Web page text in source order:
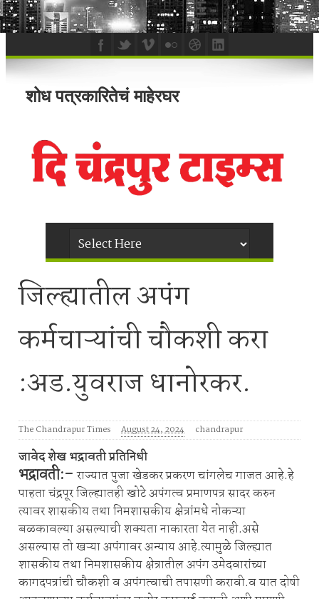
शोध पत्रकारितेचं माहेरघर
जिल्ह्यातील अपंग
कर्मचाऱ्यांची चौकशी करा
:अड.युवराज धानोरकर.
The Chandrapur Times August 24, 2024 chandrapur
जावेद शेख भद्रावती प्रतिनिधी
भद्रावती:-राज्यात पुजा खेडकर प्रकरण चांगलेच गाजत आहे.हे
पाहता चंद्रपूर जिल्ह्यातही खोटे अपंगत्व प्रमाणपत्र सादर करुन
त्यावर शासकीय तथा निमशासकीय क्षेत्रांमधे नोकऱ्या
बळकावल्या असल्याची शक्यता नाकारता येत नाही.असे
असल्यास तो खऱ्या अपंगावर अन्याय आहे.त्यामुळे जिल्ह्यात
शासकीय तथा निमशासकीय क्षेत्रातील अपंग उमेदवारांच्या
कागदपत्रांची चौकशी व अपंगत्वाची तपासणी करावी.व यात दोषी